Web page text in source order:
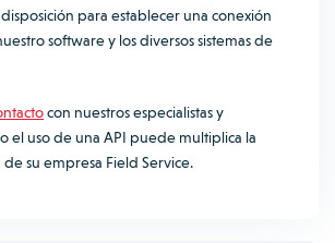
para establecer una conexión
software y los diversos sistemas de
con nuestros especialistas y
el uso de una API puede multiplica la
su empresa Field Service.